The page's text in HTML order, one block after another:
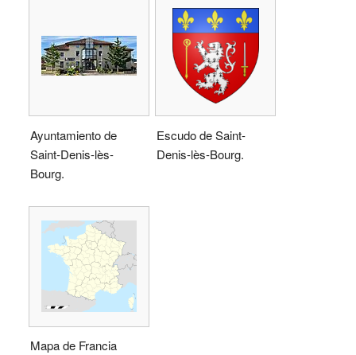
Ayuntamiento de
Saint-Denis-lès-
Bourg.
Escudo de Saint-
Denis-lès-Bourg.
Mapa de Francia